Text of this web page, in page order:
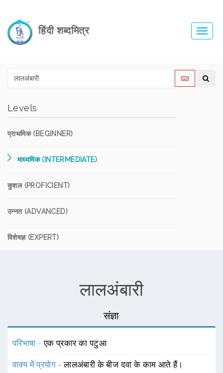
हिंदी शब्दमित्र
Levels
प्राथमिक (BEGINNER)
माध्यमिक (INTERMEDIATE)
कुशल (PROFICIENT)
उन्नत (ADVANCED)
विशेषज्ञ (EXPERT)
लालअंबारी
संज्ञा
परिभाषा -एक प्रकार का पटुआ
वाक्य में प्रयोग -लालअंबारी के बीज दवा के काम आते हैं।